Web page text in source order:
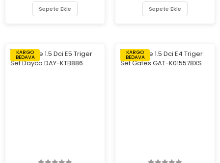
Sepete Ekle Sepete Ekle
KARGO
BEDAVA
KARGO
BEDAVA